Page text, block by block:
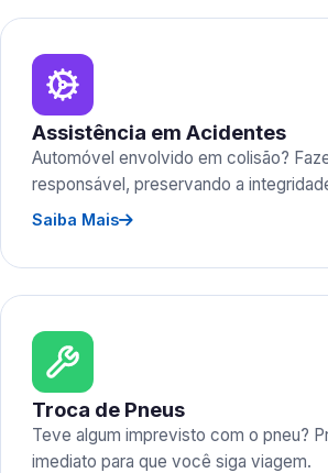
Assistência em Acidentes
Automóvel envolvido em colisão?
responsável, preservando a
Saiba Mais
Troca de Pneus
Teve algum imprevisto com o pneu?
imediato para que você siga viagem.